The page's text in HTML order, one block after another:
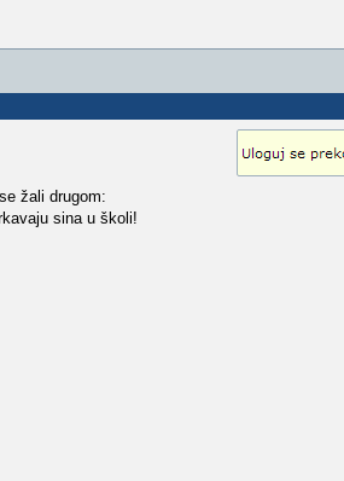
žali drugom:
sina u školi!